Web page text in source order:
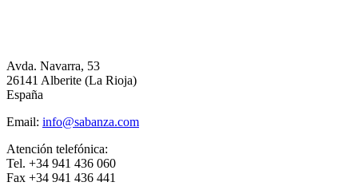
Avda. Navarra, 53
26141 Alberite (La Rioja)
España
Email: info@sabanza.com
Atención telefónica:
Tel. +34 941 436 060
Fax +34 941 436 441